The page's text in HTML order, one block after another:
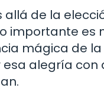
allá de la
importante es
mágica de
alegría con